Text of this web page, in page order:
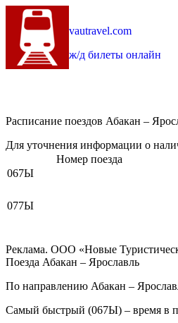
vautravel.com
ж/д билеты онлайн
Расписание поездов Абакан –
Для уточнения информации о
Номер поезда
067Ы
077Ы
Реклама. ООО «Новые
Поезда Абакан – Ярославль
По направлению Абакан –
Самый быстрый (067Ы) – время в